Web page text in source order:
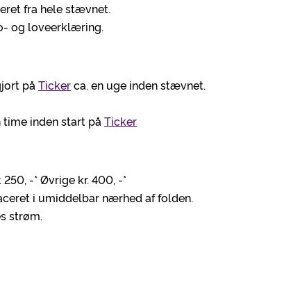
fra hele stævnet.
og loveerklæring.
på Tickerca. en uge inden stævnet.
inden start på Ticker
-* Øvrige kr. 400, -*
i umiddelbar nærhed af folden.
strøm.